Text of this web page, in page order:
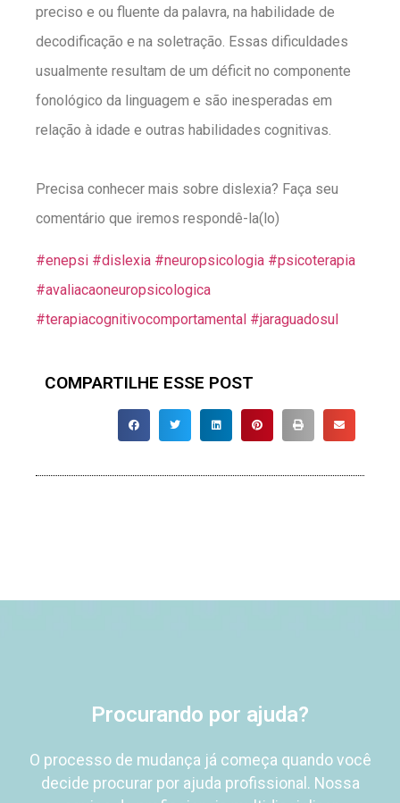
preciso e ou fluente da palavra, na habilidade de
decodificação e na soletração. Essas dificuldades
usualmente resultam de um déficit no componente
fonológico da linguagem e são inesperadas em
relação à idade e outras habilidades cognitivas.
Precisa conhecer mais sobre dislexia? Faça seu
comentário que iremos respondê-la(lo)
#enepsi #dislexia #neuropsicologia #psicoterapia
#avaliacaoneuropsicologica
#terapiacognitivocomportamental #jaraguadosul
COMPARTILHE ESSE POST
Procurando por ajuda?
O processo de mudança já começa quando você
decide procurar por ajuda profissional. Nossa